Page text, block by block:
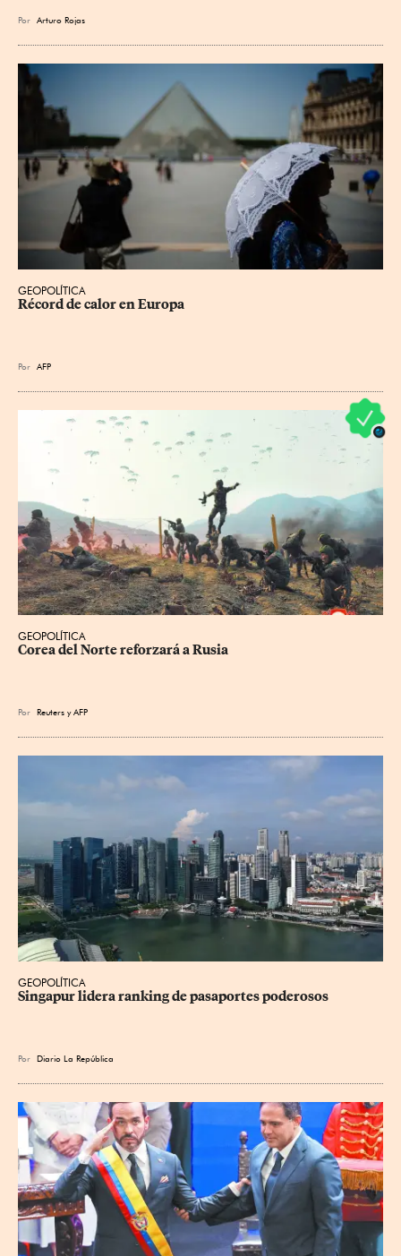
Por Arturo Rojas
GEOPOLÍTICA
Récord de calor en Europa
Por AFP
GEOPOLÍTICA
Corea del Norte reforzará a Rusia
Por Reuters yAFP
GEOPOLÍTICA
Singapur lidera ranking de pasaportes poderosos
Por Diario La República